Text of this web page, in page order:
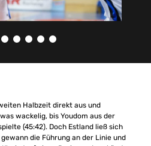
Halbzeit direkt aus und
wackelig, bis Youdom aus der
(45:42). Doch Estland ließ sich
die Führung an der Linie und